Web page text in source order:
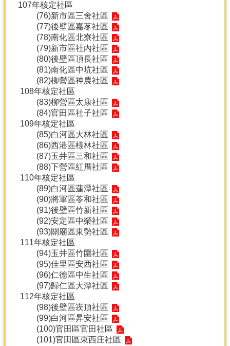
107年核定社區
(76)新市區三舍社區
(77)後壁區嘉苳社區
(78)南化區北寮社區
(79)新市區社內社區
(80)後壁區頂長社區
(81)南化區中坑社區
(82)柳營區神農社區
108年核定社區
(83)柳營區太康社區
(84)官田區社子社區
109年核定社區
(85)白河區大林社區
(86)西港區檨林社區
(87)玉井區三和社區
(88)下營區紅厝社區
110年核定社區
(89)白河區蓮潭社區
(90)將軍區苓和社區
(91)後壁區竹新社區
(92)安定區中榮社區
(93)關廟區東勢社區
111年核定社區
(94)玉井區竹圍社區
(95)佳里區安西社區
(96)仁德區中生社區
(97)歸仁區大潭社區
112年核定社區
(98)後壁區崁頂社區
(99)白河區昇安社區
(100)官田區官田社區
(101)官田區東西庄社區